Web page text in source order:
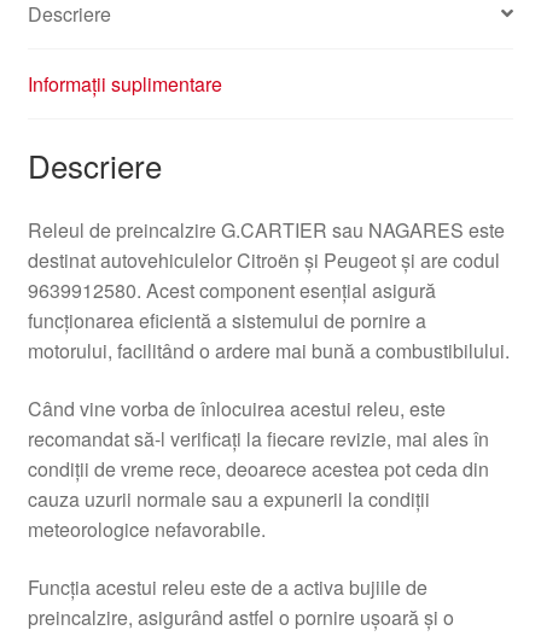
Descriere
Informații suplimentare
Descriere
Releul de preincalzire G.CARTIER sau NAGARES este
destinat autovehiculelor Citroën și Peugeot și are codul
9639912580. Acest component esențial asigură
funcționarea eficientă a sistemului de pornire a
motorului, facilitând o ardere mai bună a combustibilului.
Când vine vorba de înlocuirea acestui releu, este
recomandat să-l verificați la fiecare revizie, mai ales în
condiții de vreme rece, deoarece acestea pot ceda din
cauza uzurii normale sau a expunerii la condiții
meteorologice nefavorabile.
Funcția acestui releu este de a activa bujiile de
preincalzire, asigurând astfel o pornire ușoară și o